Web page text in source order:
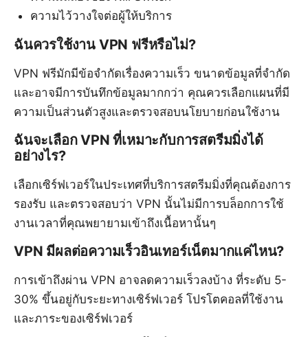
ความไว้วางใจต่อผู้ให้บริการ
ฉันควรใช้งาน VPN ฟรีหรือไม่?
VPN ฟรีมักมีข้อจำกัดเรื่องความเร็ว ขนาดข้อมูลที่จำกัด
และอาจมีการบันทึกข้อมูลมากกว่า คุณควรเลือกแผนที่มี
ความเป็นส่วนตัวสูงและตรวจสอบนโยบายก่อนใช้งาน
ฉันจะเลือก VPN ที่เหมาะกับการสตรีมมิ่งได้
อย่างไร?
เลือกเซิร์ฟเวอร์ในประเทศที่บริการสตรีมมิ่งที่คุณต้องการ
รองรับ และตรวจสอบว่า VPN นั้นไม่มีการบล็อกการใช้
งานเวลาที่คุณพยายามเข้าถึงเนื้อหานั้นๆ
VPN มีผลต่อความเร็วอินเทอร์เน็ตมากแค่ไหน?
การเข้าถึงผ่าน VPN อาจลดความเร็วลงบ้าง ที่ระดับ 5-
30% ขึ้นอยู่กับระยะทางเซิร์ฟเวอร์ โปรโตคอลที่ใช้งาน
และภาระของเซิร์ฟเวอร์